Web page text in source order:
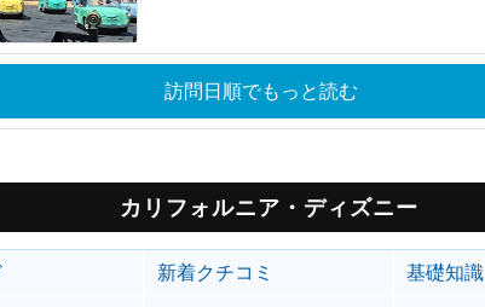
訪問日順でもっと読む
カリフォルニア・ディズニー
新着クチコミ
基礎知識